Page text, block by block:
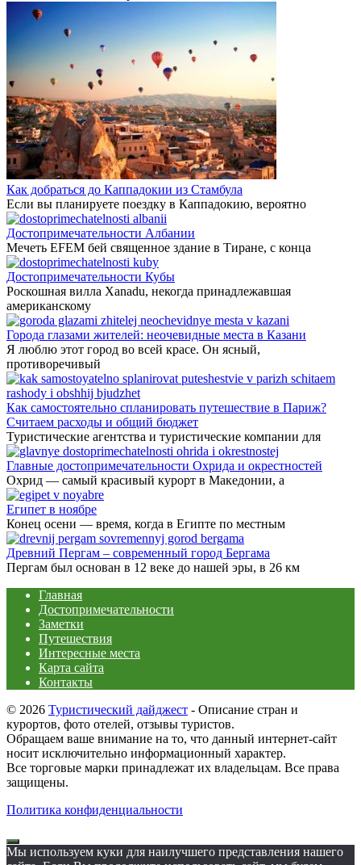
Как добраться до Каппадокии из Стамбула
Если вы планируете поездку в Каппадокию, вероятно
Достопримечательности Албании
Мечеть EFEM бей священное здание в Тиране, с конца
Достопримечательности Кубы
Роскошная вилла Xanadu, некогда принадлежавшая
американскому
Города глазами жителей: неочевидные места в Казани
Я люблю этот город во всей красе. Он ясный,
противоречивый
Как самостоятельно спланировать путешествие в Париж?
Считаем расходы и общий бюджет
Туристические агентства и туристические компании для
Главные достопримечательности Охрида и окрестностей
Охрид — самый красивый курорт в Македонии, а
Египет в ноябре
Конец осени — время, когда в Египте по местным
Древний Пергам – современный город Бергама
Пергам был основан в 12 веке до нашей эры, в 26 км
Главная
Достопримечательности
Заметки
Путешествия
Интересные места
Карта сайта
Контакты
© 2026 Туристический дайджест - Описание стран и
курортов, фото отелей, отзывы туристов.
Обращаем ваше внимание на то, что данный интернет-сайт
носит исключительно информационный характер.
Все торговые марки принадлежат их владельцам. Все права
защищены.
Политика конфиденциальности
Мы используем куки для наилучшего представления нашего